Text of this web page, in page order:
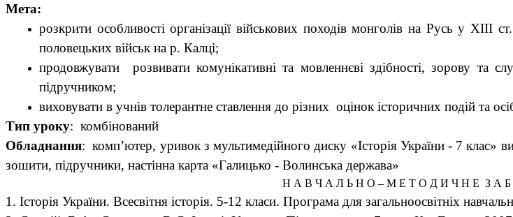
Мета:
розкрити особливості організації військових походів монголів на Русь у
половецьких військ на р. Калці;
продовжувати розвивати комунікативні та мовленнєві здібності, зорову та
підручником;
виховувати в учнів толерантне ставлення до різних оцінок історичних подій та
Тип уроку: комбінований
Обладнання: комп’ютер, уривок з мультимедійного диску «Історія України - 7
зошити, підручники, настінна карта «Галицько - Волинська держава»
Н А В Ч А Л Ь Н О – М Е Т О Д И Ч Н Е З А
1. Історія України. Всесвітня історія. 5-12 класи. Програма для загальноосвітніх